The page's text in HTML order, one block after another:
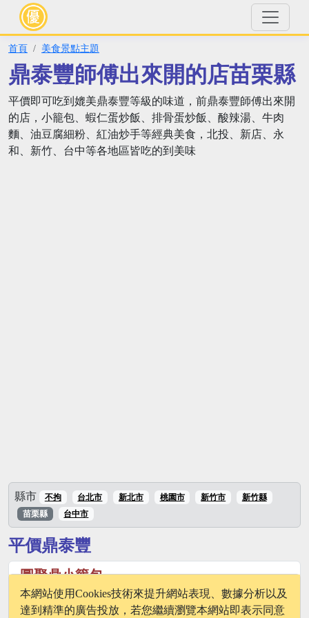
首頁 美食景點主題
鼎泰豐師傅出來開的店苗栗縣
平價即可吃到媲美鼎泰豐等級的味道，前鼎泰豐師傅出來開
的店，小籠包、蝦仁蛋炒飯、排骨蛋炒飯、酸辣湯、牛肉
麵、油豆腐細粉、紅油炒手等經典美食，北投、新店、永
和、新竹、台中等各地區皆吃的到美味
縣市 不拘 台北市 新北市 桃園市 新竹市
新竹縣
苗栗縣
台中市
平價鼎泰豐
圓聚鼎小籠包
360苗栗縣苗栗市精武街20號
本網站使用Cookies技術來提升網站表現、數據分析以及
達到精準的廣告投放，若您繼續瀏覽本網站即表示同意